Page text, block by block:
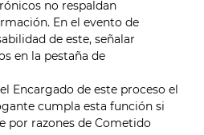
no respaldan
En el evento de
de este, señalar
en la pestaña de
Encargado de este proceso el
cumpla esta función si
por razones de Cometido